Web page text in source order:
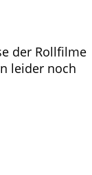
der Rollfilme
leider noch